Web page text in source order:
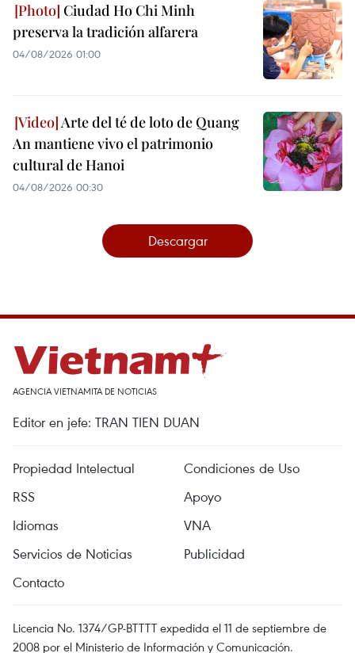
Ciudad Ho Chi Minh
preserva la tradición alfarera
04/08/2026 01:00
Arte del té de loto de Quang
An mantiene vivo el patrimonio
cultural de Hanoi
04/08/2026 00:30
Descargar
AGENCIA VIETNAMITA DE NOTICIAS
Editor en jefe: TRAN TIEN DUAN
Propiedad Intelectual
Condiciones de Uso
RSS
Apoyo
Idiomas
VNA
Servicios de Noticias
Publicidad
Contacto
Licencia No. 1374/GP-BTTTT expedida el 11 de septiembre de
2008 por el Ministerio de Información y Comunicación.